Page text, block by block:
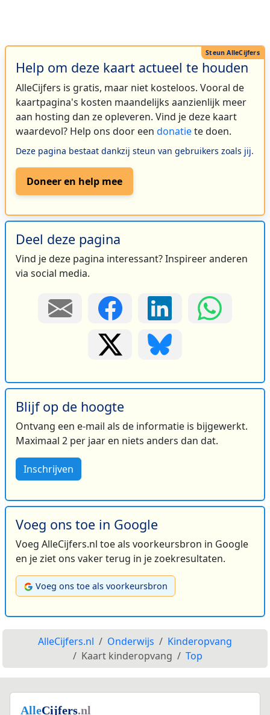
Help om deze kaart actueel te houden
AlleCijfers is gratis, maar niet kosteloos. Vooral de
kaartpagina's kosten maandelijks aanzienlijk meer
aan hosting dan ze opleveren. Vind je deze kaart
waardevol? Help ons door een donatiete doen.
Deze pagina bestaat dankzij steun van gebruikers zoals jij.
Doneer en help mee
Deel deze pagina
Vind je deze pagina interessant? Inspireer anderen
via social media.
Blijf op de hoogte
Ontvang een e-mail als de informatie is bijgewerkt.
Maximaal 2 per jaar en niets anders dan dat.
Inschrijven
Voeg ons toe in Google
Voeg AlleCijfers.nl toe als voorkeursbron in Google
en je ziet ons vaker terug in je zoekresultaten.
Voeg ons toe als voorkeursbron
AlleCijfers.nl Onderwijs
Kinderopvang
Kaart kinderopvang
Top